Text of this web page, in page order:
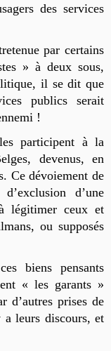
des services
par certains
» à deux sous,
il se dit que
publics serait
!
participent à la
devenus, en
Cedévoiement de
d’exclusiond’une
légitimer ceux et
ou supposés
biens pensants
« les garants »
d’autres prises de
leurs discours, et